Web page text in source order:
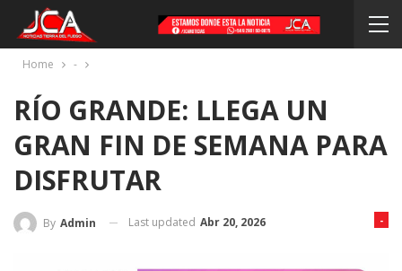
Home -
RÍO GRANDE: LLEGA UN
GRAN FIN DE SEMANA PARA
DISFRUTAR
-
By Admin Last updated Abr 20, 2026